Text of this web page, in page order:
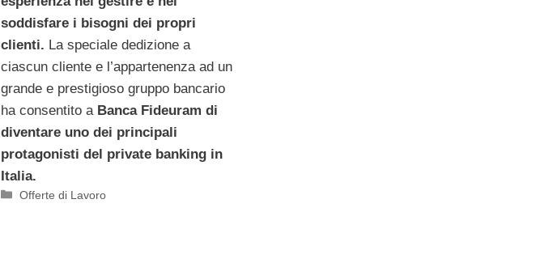
soddisfare i bisogni dei propri
clienti. La speciale dedizione a
ciascun cliente e l’appartenenza ad un
grande e prestigioso gruppo bancario
ha consentito aBanca Fideuram di
diventare uno dei principali
protagonisti del private banking in
Italia.
Categorie
Offerte di Lavoro